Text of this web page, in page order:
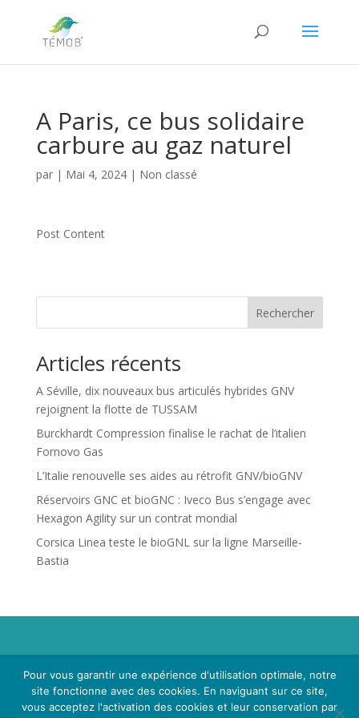
A Paris, ce bus solidaire
carbure au gaz naturel
par | Mai 4, 2024| Non classé
Post Content
Rechercher
Articles récents
A Séville, dix nouveaux bus articulés hybrides GNV
rejoignent la flotte de TUSSAM
Burckhardt Compression finalise le rachat de l’italien
Fornovo Gas
L’Italie renouvelle ses aides au rétrofit GNV/bioGNV
Réservoirs GNC et bioGNC : Iveco Bus s’engage avec
Hexagon Agility sur un contrat mondial
Corsica Linea teste le bioGNL sur la ligne Marseille-
Bastia
Propriété de Territoire d'Energie Lot-et-Garonne. Voir
Mentions LégalesetPolitique de Confidentialité.
Pour vous garantir une expérience d'utilisation optimale, notre
site fonctionne avec des cookies. En naviguant sur ce site,
vous acceptez l'activation des cookies et leur conservation par